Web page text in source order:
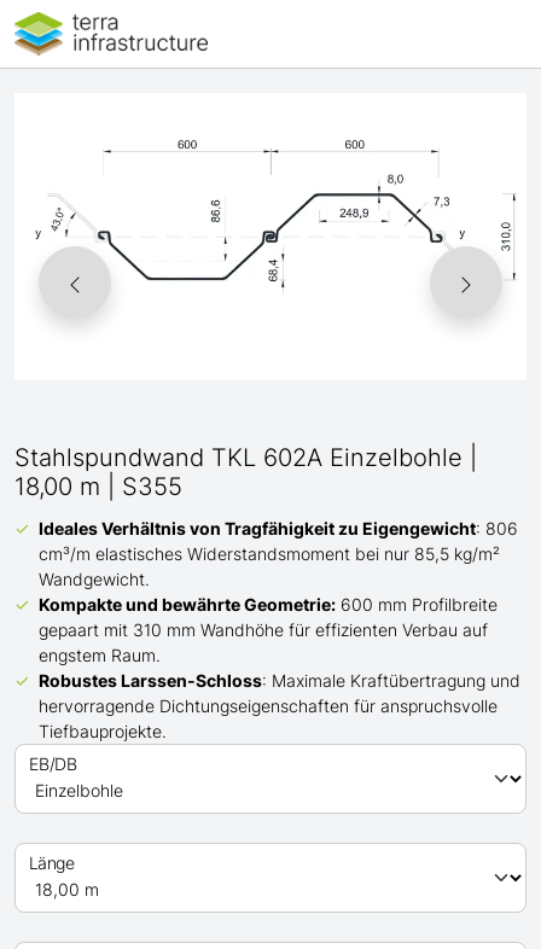
Stahlspundwand TKL 602A Einzelbohle |
18,00 m | S355
Ideales Verhältnis von Tragfähigkeit zu Eigengewicht: 806
cm³/m elastisches Widerstandsmoment bei nur 85,5 kg/m²
Wandgewicht.
Kompakte und bewährte Geometrie: 600 mm Profilbreite
gepaart mit 310 mm Wandhöhe für effizienten Verbau auf
engstem Raum.
Robustes Larssen-Schloss: Maximale Kraftübertragung und
hervorragende Dichtungseigenschaften für anspruchsvolle
Tiefbauprojekte.
EB/DB
Länge